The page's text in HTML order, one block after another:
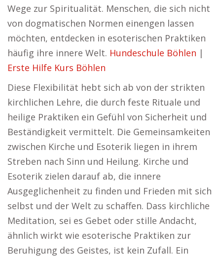
Wege zur Spiritualität. Menschen, die sich nicht
von dogmatischen Normen einengen lassen
möchten, entdecken in esoterischen Praktiken
häufig ihre innere Welt. Hundeschule Böhlen |
Erste Hilfe Kurs Böhlen
Diese Flexibilität hebt sich ab von der strikten
kirchlichen Lehre, die durch feste Rituale und
heilige Praktiken ein Gefühl von Sicherheit und
Beständigkeit vermittelt. Die Gemeinsamkeiten
zwischen Kirche und Esoterik liegen in ihrem
Streben nach Sinn und Heilung. Kirche und
Esoterik zielen darauf ab, die innere
Ausgeglichenheit zu finden und Frieden mit sich
selbst und der Welt zu schaffen. Dass kirchliche
Meditation, sei es Gebet oder stille Andacht,
ähnlich wirkt wie esoterische Praktiken zur
Beruhigung des Geistes, ist kein Zufall. Ein